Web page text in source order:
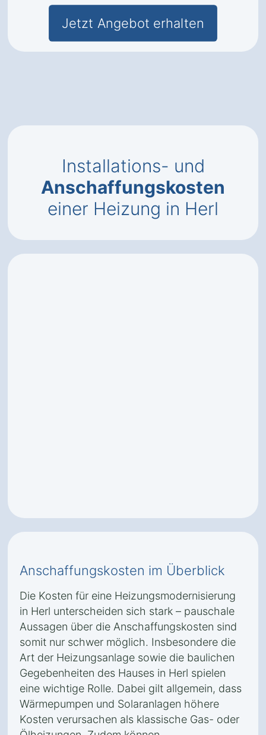
Jetzt Angebot erhalten
Installations- und
Anschaffungskosten
einer Heizung in Herl
Anschaffungskosten im Überblick
Die Kosten für eine Heizungsmodernisierung
in Herl unterscheiden sich stark – pauschale
Aussagen über die Anschaffungskosten sind
somit nur schwer möglich. Insbesondere die
Art der Heizungsanlage sowie die baulichen
Gegebenheiten des Hauses in Herl spielen
eine wichtige Rolle. Dabei gilt allgemein, dass
Wärmepumpen und Solaranlagen höhere
Kosten verursachen als klassische Gas- oder